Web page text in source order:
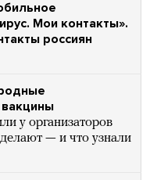
Мои контакты».
россиян
вакцины
у организаторов
— и что узнали